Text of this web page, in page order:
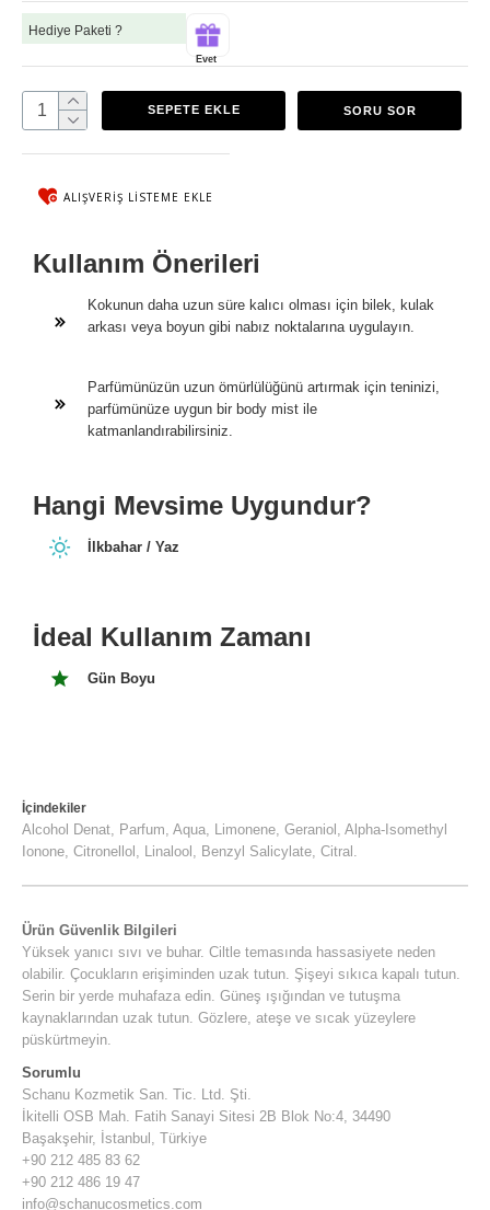
Hediye Paketi ?
Evet
SEPETE EKLE SORU SOR
ALIŞVERIŞ LISTEME EKLE
Kullanım Önerileri
Kokunun daha uzun süre kalıcı olması için bilek, kulak
arkası veya boyun gibi nabız noktalarına uygulayın.
Parfümünüzün uzun ömürlülüğünü artırmak için teninizi,
parfümünüze uygun bir body mist ile
katmanlandırabilirsiniz.
Ürün Güvenlik Bilgileri
Yüksek yanıcı sıvı ve buhar. Ciltle temasında hassasiyete neden
olabilir. Çocukların erişiminden uzak tutun. Şişeyi sıkıca kapalı tutun.
Serin bir yerde muhafaza edin. Güneş ışığından ve tutuşma
kaynaklarından uzak tutun. Gözlere, ateşe ve sıcak yüzeylere
püskürtmeyin.
Sorumlu
Schanu Kozmetik San. Tic. Ltd. Şti.
İkitelli OSB Mah. Fatih Sanayi Sitesi 2B Blok No:4, 34490
Başakşehir, İstanbul, Türkiye
+90 212 485 83 62
+90 212 486 19 47
info@schanucosmetics.com
Hangi Mevsime Uygundur?
İlkbahar / Yaz
İdeal Kullanım Zamanı
Gün Boyu
İçindekiler
Alcohol Denat, Parfum, Aqua, Limonene, Geraniol, Alpha-Isomethyl
Ionone, Citronellol, Linalool, Benzyl Salicylate, Citral.